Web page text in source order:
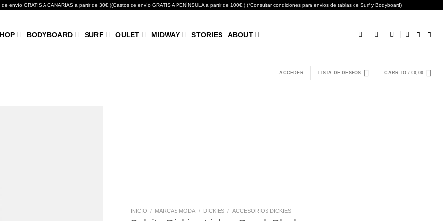
envío GRATIS A CANARIAS a partir de 30€.)(Gastos de envío GRATIS A PENÍNSULA a partir de 100€.) (*Consultar condiciones para envios de tablas de Surf y Bodyboard)
BODYBOARD SURF OULET MIDWAY STORIES ABOUT
ACCEDER LISTA DE DESEOS CARRITO /€0,00
INICIO / MARCAS MODA / DICKIES / ACCESORIOS DICKIES